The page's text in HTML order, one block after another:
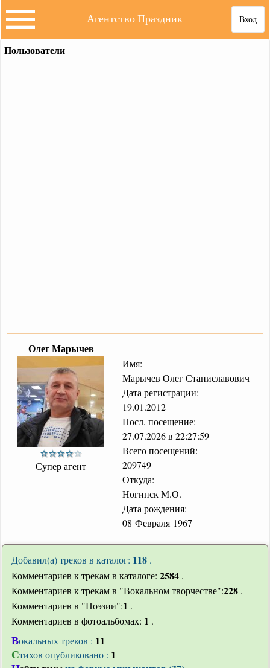
Вход
Агентство Праздник
Пользователи
Олег Марычев
Супер агент
Имя:
Марычев Олег Станиславович
Дата регистрации:
19.01.2012
Посл. посещение:
27.07.2026 в 22:27:59
Всего посещений:
209749
Откуда:
Ногинск М.О.
Дата рождения:
08 Февраля 1967
Добавил(а) треков в каталог: 118 .
Комментариев к трекам в каталоге: 2584 .
Комментариев к трекам в "Вокальном творчестве":228 .
Комментариев в "Поэзии":1 .
Комментариев в фотоальбомах: 1 .
Вокальных треков : 11
Стихов опубликовано : 1